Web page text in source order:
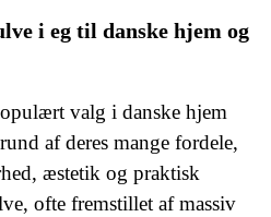
i eg til danske hjem og
valg i danske hjem
af deres mange fordele,
æstetik og praktisk
ofte fremstillet af massiv